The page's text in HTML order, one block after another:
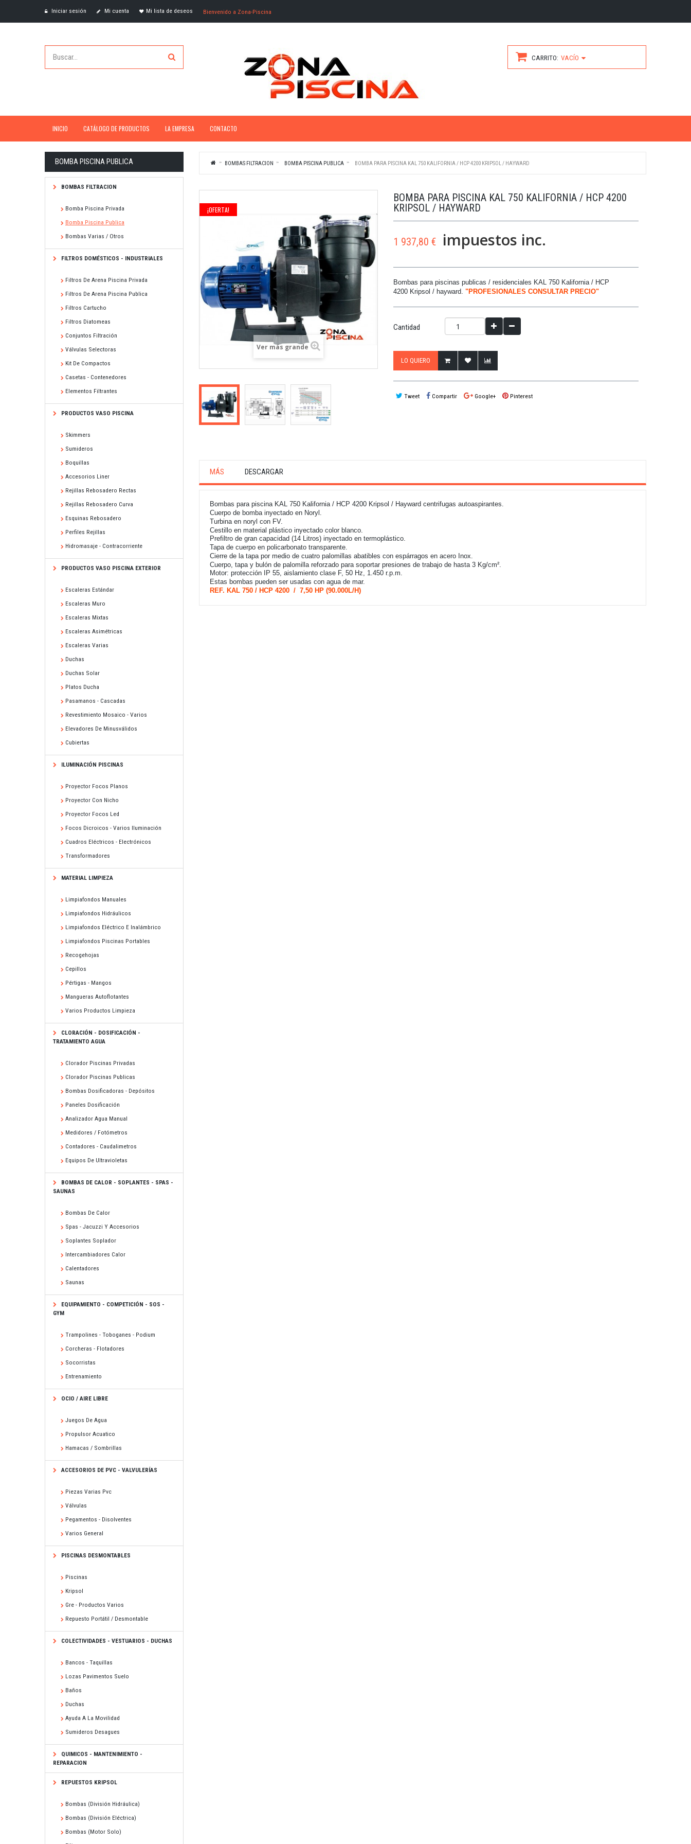
Iniciar sesión Mi cuenta Mi lista de deseos Bienvenido a Zona-Piscina
CARRITO VACÍO
INICIO CATÁLOGO DE PRODUCTOS LA EMPRESA CONTACTO
BOMBA PISCINA PUBLICA
BOMBAS FILTRACION
Bomba Piscina Privada
Bomba Piscina Publica
Bombas Varias / Otros
FILTROS DOMÉSTICOS - INDUSTRIALES
Filtros De Arena Piscina Privada
Filtros De Arena Piscina Publica
Filtros Cartucho
Filtros Diatomeas
Conjuntos Filtración
Válvulas Selectoras
Kit De Compactos
Casetas - Contenedores
Elementos Filtrantes
PRODUCTOS VASO PISCINA
Skimmers
Sumideros
Boquillas
Accesorios Liner
Rejillas Rebosadero Rectas
Rejillas Rebosadero Curva
Esquinas Rebosadero
Perfiles Rejillas
Hidromasaje - Contracorriente
PRODUCTOS VASO PISCINA EXTERIOR
Escaleras Estándar
Escaleras Muro
Escaleras Mixtas
Escaleras Asimétricas
Escaleras Varias
Duchas
Duchas Solar
Platos Ducha
Pasamanos - Cascadas
Revestimiento Mosaico - Varios
Elevadores De Minusválidos
Cubiertas
ILUMINACIÓN PISCINAS
Proyector Focos Planos
Proyector Con Nicho
Proyector Focos Led
Focos Dicroicos - Varios Iluminación
Cuadros Eléctricos - Electrónicos
Transformadores
MATERIAL LIMPIEZA
Limpiafondos Manuales
Limpiafondos Hidráulicos
Limpiafondos Eléctrico E Inalámbrico
Limpiafondos Piscinas Portables
Recogehojas
Cepillos
Pértigas - Mangos
Mangueras Autoflotantes
Varios Productos Limpieza
CLORACIÓN - DOSIFICACIÓN -
TRATAMIENTO AGUA
Clorador Piscinas Privadas
Clorador Piscinas Publicas
Bombas Dosificadoras - Depósitos
Paneles Dosificación
Analizador Agua Manual
Medidores / Fotómetros
Contadores - Caudalimetros
Equipos De Ultravioletas
BOMBAS DE CALOR - SOPLANTES - SPAS -
SAUNAS
Bombas De Calor
Spas - Jacuzzi Y Accesorios
Soplantes Soplador
Intercambiadores Calor
Calentadores
Saunas
EQUIPAMIENTO - COMPETICIÓN - SOS -
GYM
Trampolines - Toboganes - Podium
Corcheras - Flotadores
Socorristas
Entrenamiento
OCIO / AIRE LIBRE
Juegos De Agua
Propulsor Acuatico
Hamacas / Sombrillas
ACCESORIOS DE PVC - VALVULERÍAS
Piezas Varias Pvc
Válvulas
Pegamentos - Disolventes
Varios General
PISCINAS DESMONTABLES
Piscinas
Kripsol
Gre - Productos Varios
Repuesto Portátil / Desmontable
COLECTIVIDADES - VESTUARIOS - DUCHAS
Bancos - Taquillas
Lozas Pavimentos Suelo
Baños
Duchas
Ayuda A La Movilidad
Sumideros Desagues
QUIMICOS - MANTENIMIENTO -
REPARACION
REPUESTOS KRIPSOL
Bombas (división Hidráulica)
Bombas (división Eléctrica)
Bombas (motor Solo)
BOMBAS FILTRACION BOMBA PISCINA PUBLICA BOMBA PARA PISCINA KAL 750 KALIFORNIA / HCP 4200 KRIPSOL / HAYWARD
¡OFERTA!
Ver más grande
BOMBA PARA PISCINA KAL 750 KALIFORNIA / HCP 4200
KRIPSOL / HAYWARD
1 937,80 € impuestos inc.
Bombas para piscinas publicas / residenciales KAL 750 Kalifornia / HCP
4200 Kripsol /hayward. "PROFESIONALES CONSULTAR PRECIO"
Cantidad
LO QUIERO
Tweet Compartir Google+ Pinterest
MÁS DESCARGAR
Bombas para piscina KAL 750 Kalifornia / HCP 4200 Kripsol / Hayward centrifugas autoaspirantes.
Cuerpo de bomba inyectado en Noryl.
Turbina en noryl con FV.
Cestillo en material plástico inyectado color blanco.
Prefiltro de gran capacidad (14 Litros) inyectado en termoplástico.
Tapa de cuerpo en policarbonato transparente.
Cierre de la tapa por medio de cuatro palomillas abatibles con espárragos en acero Inox.
Cuerpo, tapa y bulón de palomilla reforzado para soportar presiones de trabajo de hasta 3 Kg/cm².
Motor: protección IP 55, aislamiento clase F, 50 Hz, 1.450 r.p.m.
Estas bombas pueden ser usadas con agua de mar.
REF. KAL 750 / HCP 4200 / 7,50 HP (90.000L/H)